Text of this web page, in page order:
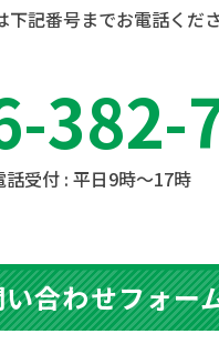
下記番号までお電話くださ
382-
話受付 : 平日9時〜17時
合わせフォー